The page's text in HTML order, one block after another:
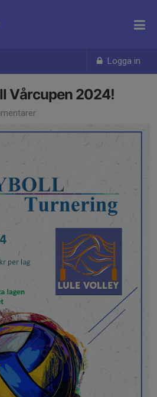
Logga in
Vårcupen 2024!